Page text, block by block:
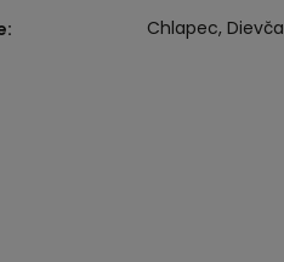
: Chlapec, Dievča